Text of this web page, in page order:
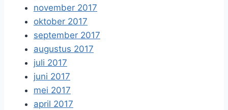
november 2017
oktober 2017
september 2017
augustus 2017
juli 2017
juni 2017
mei 2017
april 2017